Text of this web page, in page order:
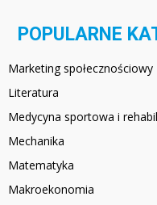
POPULARNE
Marketing społecznościowy
Literatura
Medycyna sportowa i
Mechanika
Matematyka
Makroekonomia